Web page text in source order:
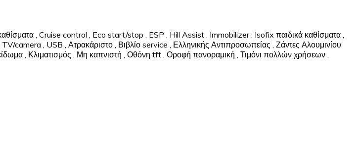
, Cruise control , Eco start/stop , ESP , Hill Assist , Immobilizer , Isofix παιδικά καθίσματα ,
TV/camera , USB , Ατρακάριστο , Βιβλίο service , Ελληνικής Αντιπροσωπείας , Ζάντες Αλουμινίου
, Κλιματισμός , Μη καπνιστή , Οθόνη tft , Οροφή πανοραμική , Τιμόνι πολλών χρήσεων ,